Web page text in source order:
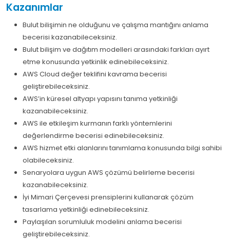
Kazanımlar
Bulut bilişimin ne olduğunu ve çalışma mantığını anlama
becerisi kazanabileceksiniz.
Bulut bilişim ve dağıtım modelleri arasındaki farkları ayırt
etme konusunda yetkinlik edinebileceksiniz.
AWS Cloud değer teklifini kavrama becerisi
geliştirebileceksiniz.
AWS’in küresel altyapı yapısını tanıma yetkinliği
kazanabileceksiniz.
AWS ile etkileşim kurmanın farklı yöntemlerini
değerlendirme becerisi edinebileceksiniz.
AWS hizmet etki alanlarını tanımlama konusunda bilgi sahibi
olabileceksiniz.
Senaryolara uygun AWS çözümü belirleme becerisi
kazanabileceksiniz.
İyi Mimari Çerçevesi prensiplerini kullanarak çözüm
tasarlama yetkinliği edinebileceksiniz.
Paylaşılan sorumluluk modelini anlama becerisi
geliştirebileceksiniz.